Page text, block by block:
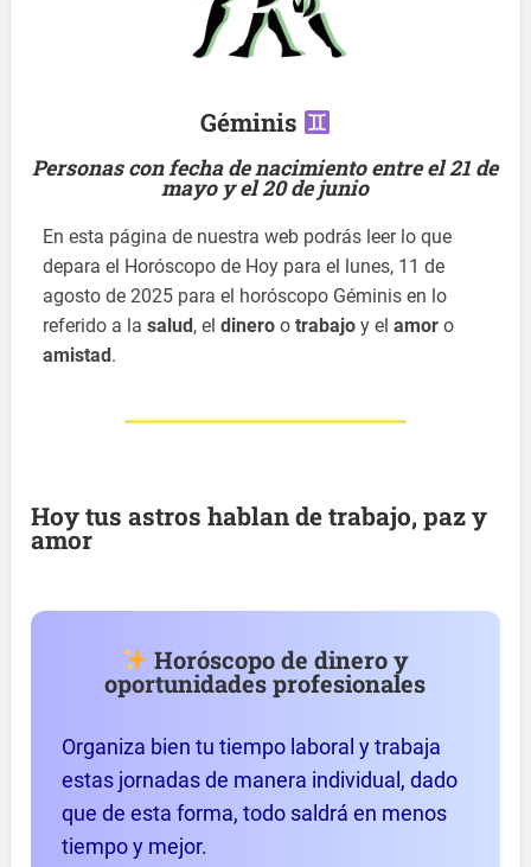
Géminis
Personas con fecha de nacimiento entre el 21 de
mayo y el 20 de junio
En esta página de nuestra web podrás leer lo que
depara el Horóscopo de Hoy para el lunes, 11 de
agosto de 2025 para el horóscopo Géminis en lo
referido a lasalud , eldinero otrabajo y elamor o
amistad .
Hoy tus astros hablan de trabajo, paz y
amor
Horóscopo de dinero y
oportunidades profesionales
Organiza bien tu tiempo laboral y trabaja
estas jornadas de manera individual, dado
que de esta forma, todo saldrá en menos
tiempo y mejor.